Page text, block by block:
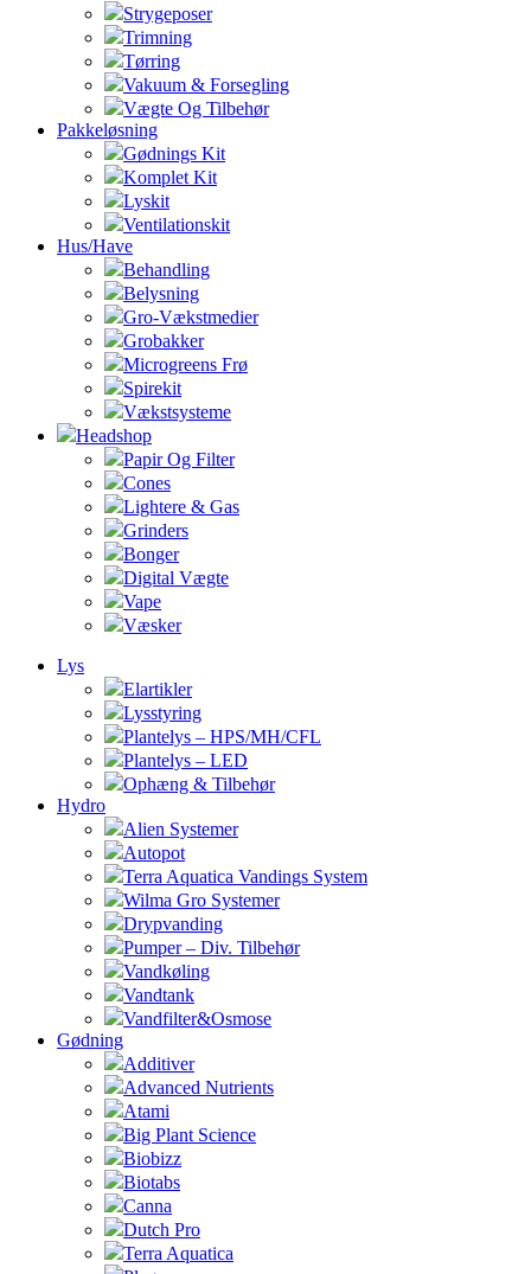
Strygeposer
Trimning
Tørring
Vakuum & Forsegling
Vægte Og Tilbehør
Pakkeløsning
Gødnings Kit
Komplet Kit
Lyskit
Ventilationskit
Hus/Have
Behandling
Belysning
Gro-Vækstmedier
Grobakker
Microgreens Frø
Spirekit
Vækstsysteme
Headshop
Papir Og Filter
Cones
Lightere & Gas
Grinders
Bonger
Digital Vægte
Vape
Væsker
Lys
Elartikler
Lysstyring
Plantelys – HPS/MH/CFL
Plantelys – LED
Ophæng & Tilbehør
Hydro
Alien Systemer
Autopot
Terra Aquatica Vandings System
Wilma Gro Systemer
Drypvanding
Pumper – Div. Tilbehør
Vandkøling
Vandtank
Vandfilter&Osmose
Gødning
Additiver
Advanced Nutrients
Atami
Big Plant Science
Biobizz
Biotabs
Canna
Dutch Pro
Terra Aquatica